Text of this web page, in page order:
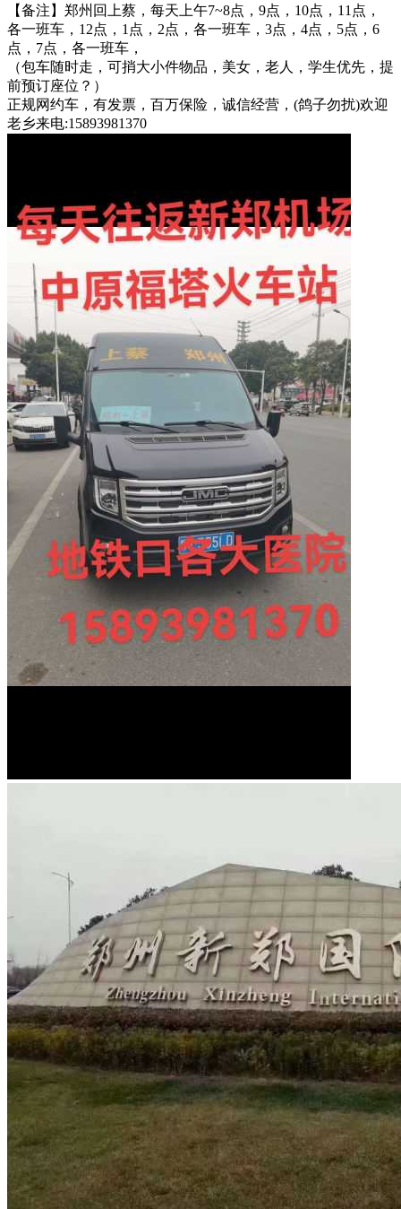
【备注】郑州回上蔡，每天上午7~8点，9点，10点，11点，
各一班车，12点，1点，2点，各一班车，3点，4点，5点，6
点，7点，各一班车，
（包车随时走，可捎大小件物品，美女，老人，学生优先，提
前预订座位？）
正规网约车，有发票，百万保险，诚信经营，(鸽子勿扰)欢迎
老乡来电:15893981370